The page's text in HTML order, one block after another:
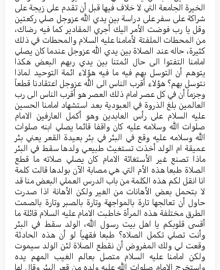
الخيرة الجامعة التي لا خلاف فيها قبل أن تقدم على زيجة على
شراكة على سفر على دراسة بين يدي الله عزوجل صلي ركعتين
وقل يا رب فوضت الأمر اليك أجري المقادير كما فيه رضاك،
من المحطات الملفتة لأمامنا عليه السلام والمحطات في ذلك
كثيرة، حاله عند الصلاة بين يدي الله عزوجل عندما كان يصلي
امامنا التفتوا الى حال ائمتنا بين يدي ربهم البعض هكذا
يتوهم أن التوسل بهم فيه ما فيه هؤلاء ائمة التوحيد لماذا
نتوسل بهم؟ هؤلاء أقرب الناس الى الله عزوجل اعتقادنا قطعاً
وجزماً أن في كل عصر امام ذلك العصر هو أقرب الناس الى رب
العالمين بلغ الذروة في العبودية بعد استشهاد امامنا الحسين
عليه السلام على رأس العابدين وهو أكمل العارفين الامام
صلوات الله وسلامه عليه كان واقفا قائما يصلي ابنه صلوات
الله وسلامه عليه وقع في البئر في بئر بعيدة القعر يعني بئر
عميقة ام الولد أخذت تستغيث طبيعي ولدها سقط في البئر
ماذا تصنع غير الأستغاثة الامام كان يصلي صلاته ما قطع
الصلاة طبعا هذه الأم التي هي مصابة الآن بولدها قالت كلمة
انا انقل لكم هذه الكلمة من باب الدرس العملي البعض منا قد
لا بتحمل بعض الأهانات من الغير ولكن الأهانة اذا صدرت
حاول أن تعالجها تارة بالمواجهة وتارة بالصبر وتارة بالصمت
الطرق مختلفة هذه المرأة خاطبت الامام عليه السلام قائلة ما
أقسى قلوبكم يا اهل بيت رسول الله، الولد سقط في البئر
وأنت تصلي تكمل الصلاه؟ طبعا فقهياً لو أن هذه الحادثة
وقعت لي ولك المفروض أن نقطع الصلاة لئن الولد سيموت
ولكن امامنا عليه السلام متصل بعالم الغيب المهم يده
واستخرج الامام صلوات الله عليه ولده من قعر البئر وقال لها